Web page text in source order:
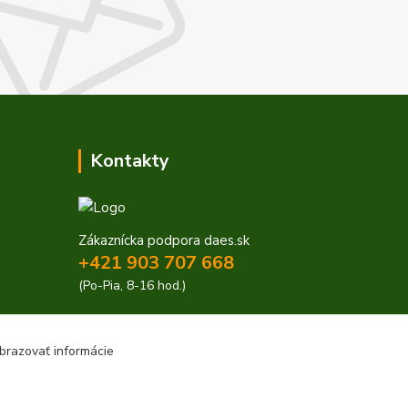
Kontakty
Zákaznícka podpora daes.sk
+421 903 707 668
(Po-Pia, 8-16 hod.)
informácie